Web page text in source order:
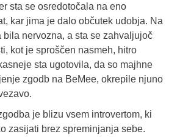
sta se osredotočala na eno
kar jima je dalo občutek udobja. Na
bila nervozna, a sta se zahvaljujoč
kot je sproščen nasmeh, hitro
sta ugotovila, da so majhne
zgodb na BeMee, okrepile njuno
je blizu vsem introvertom, ki
zasijati brez spreminjanja sebe.